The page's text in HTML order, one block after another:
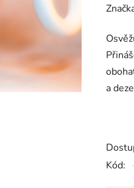
je
5,0
z
5
a
Kód: